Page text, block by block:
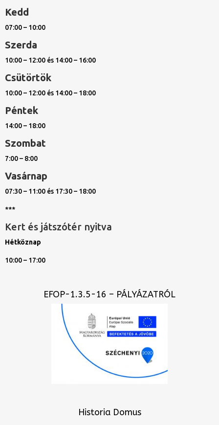
Kedd
07:00 – 10:00
Szerda
10:00 – 12:00 és 14:00 – 16:00
Csütörtök
10:00 – 12:00 és 14:00 – 18:00
Péntek
14:00 – 18:00
Szombat
7:00 – 8:00
Vasárnap
07:30 – 11:00 és 17:30 – 18:00
***
Kert és játszótér nyitva
Hétköznap
10:00 – 17:00
EFOP-1.3.5-16 – PÁLYÁZATRÓL
Historia Domus